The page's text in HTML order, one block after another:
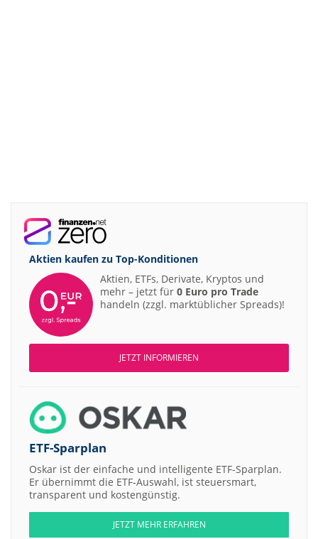
Aktien kaufen zu Top-Konditionen
Aktien, ETFs, Derivate, Kryptos und
mehr – jetzt für 0 Euro pro Trade
handeln (zzgl. marktüblicher Spreads)!
JETZT INFORMIEREN
ETF-Sparplan
Oskar ist der einfache und intelligente ETF-Sparplan.
Er übernimmt die ETF-Auswahl, ist steuersmart,
transparent und kostengünstig.
JETZT MEHR ERFAHREN